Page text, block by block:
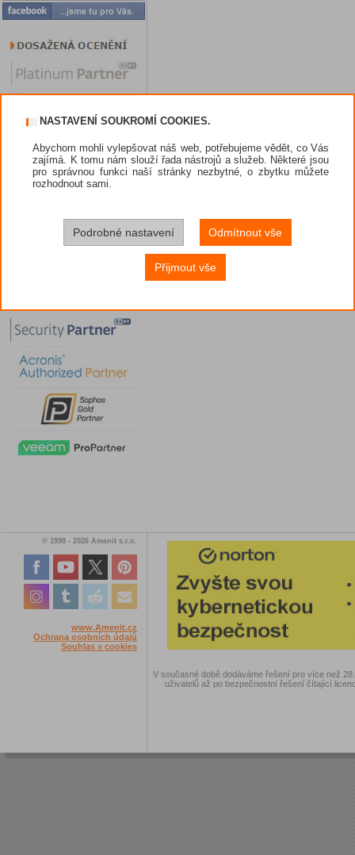
© 1998 - 2026 Amenit s.r.o.
www.Amenit.cz
Ochrana osobních údajů
Souhlas s cookies
V současné době dodáváme řešení pro více než
uživatelů až po bezpečnostní řešení čítající
NASTAVENÍ SOUKROMÍ COOKIES.
Abychom mohli vylepšovat náš web, potřebujeme vědět, co Vás
zajímá. K tomu nám slouží řada nástrojů a služeb. Některé jsou
pro správnou funkci naší stránky nezbytné, o zbytku můžete
rozhodnout sami.
Podrobné nastavení Odmítnout vše
Přijmout vše